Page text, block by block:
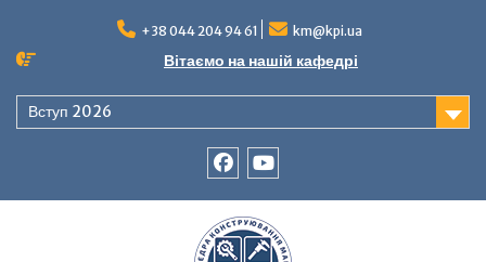
вмісту
+38 044 204 94 61 km@kpi.ua
Вітаємо на нашій кафедрі
Вступ 2026